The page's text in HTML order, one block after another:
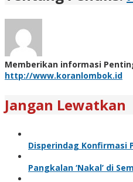
Memberikan informasi
http://www.koranlombok.id
Jangan Lewatkan
Disperindag Konfirmasi
Pangkalan ‘Nakal’ di